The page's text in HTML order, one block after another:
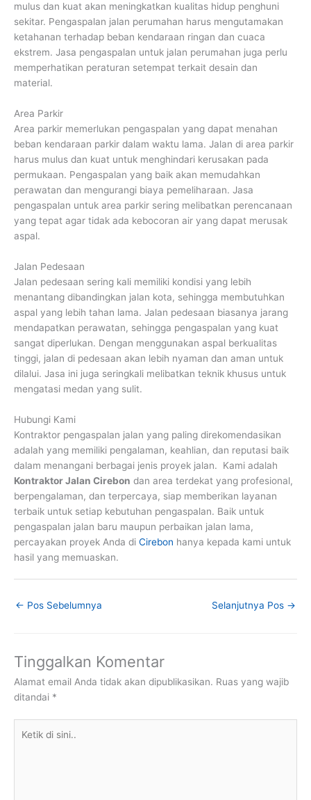
mulus dan kuat akan meningkatkan kualitas hidup penghuni
sekitar. Pengaspalan jalan perumahan harus mengutamakan
ketahanan terhadap beban kendaraan ringan dan cuaca
ekstrem. Jasa pengaspalan untuk jalan perumahan juga perlu
memperhatikan peraturan setempat terkait desain dan
material.
Area Parkir
Area parkir memerlukan pengaspalan yang dapat menahan
beban kendaraan parkir dalam waktu lama. Jalan di area parkir
harus mulus dan kuat untuk menghindari kerusakan pada
permukaan. Pengaspalan yang baik akan memudahkan
perawatan dan mengurangi biaya pemeliharaan. Jasa
pengaspalan untuk area parkir sering melibatkan perencanaan
yang tepat agar tidak ada kebocoran air yang dapat merusak
aspal.
Jalan Pedesaan
Jalan pedesaan sering kali memiliki kondisi yang lebih
menantang dibandingkan jalan kota, sehingga membutuhkan
aspal yang lebih tahan lama. Jalan pedesaan biasanya jarang
mendapatkan perawatan, sehingga pengaspalan yang kuat
sangat diperlukan. Dengan menggunakan aspal berkualitas
tinggi, jalan di pedesaan akan lebih nyaman dan aman untuk
dilalui. Jasa ini juga seringkali melibatkan teknik khusus untuk
mengatasi medan yang sulit.
Hubungi Kami
Kontraktor pengaspalan jalan yang paling direkomendasikan
adalah yang memiliki pengalaman, keahlian, dan reputasi baik
dalam menangani berbagai jenis proyek jalan. Kami adalah
Kontraktor Jalan Cirebon dan area terdekat yang profesional,
berpengalaman, dan terpercaya, siap memberikan layanan
terbaik untuk setiap kebutuhan pengaspalan. Baik untuk
pengaspalan jalan baru maupun perbaikan jalan lama,
percayakan proyek Anda di Cirebon hanya kepada kami untuk
hasil yang memuaskan.
← Pos Sebelumnya Selanjutnya Pos →
Tinggalkan Komentar
Alamat email Anda tidak akan dipublikasikan. Ruas yang wajib
ditandai *